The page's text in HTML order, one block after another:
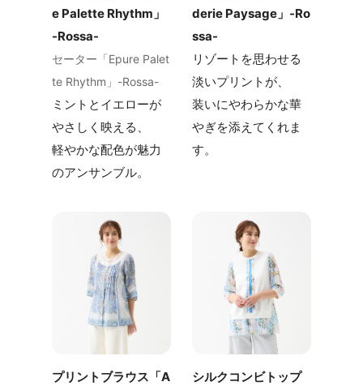
e Palette Rhythm」
-Rossa-
セーター「Epure Palet
te Rhythm」-Rossa-
ミントとイエローが
やさしく映える、
軽やかな配色が魅力
のアンサンブル。
derie Paysage」-Ro
ssa-
リゾートを思わせる
淡いプリントが、
装いにやわらかな華
やぎを添えてくれま
す。
プリントブラウス「A
シルクコンビトップ